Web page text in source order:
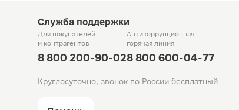
Служба поддержки
Для покупателей
и контрагентов
8 800 200-90-02
Антикоррупционная
горячая линия
8 800 600-04-77
Круглосуточно, звонок по России бесплатный